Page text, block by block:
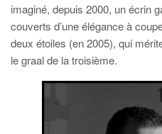
imaginé, depuis 2000, un écrin
couverts d’une élégance à
deux étoiles (en 2005), qui
le graal de la troisième.